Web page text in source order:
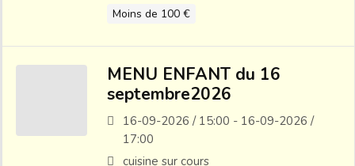
Moins de 100 €
MENU ENFANT du 16
septembre2026
16-09-2026 / 15:00 - 16-09-2026 /
17:00
cuisine sur cours